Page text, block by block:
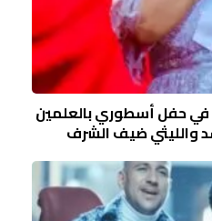
حفل أسطوري بالعلمين
والليثي ضيف الشرف